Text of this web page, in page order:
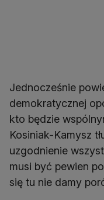
Jednocześnie
demokratycznej
kto będzie
Kosiniak-Kamysz
uzgodnienie
musi być pewien
się tu nie damy